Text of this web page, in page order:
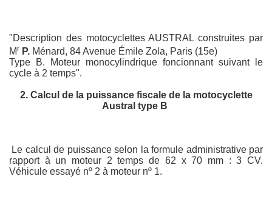
"Description des motocyclettes AUSTRAL construites par
Mr P. Ménard, 84 Avenue Émile Zola, Paris (15e)
Type B. Moteur monocylindrique foncionnant suivant le
cycle à 2 temps".
2. Calcul de la puissance fiscale de la motocyclette
Austral type B
Le calcul de puissance selon la formule administrative par
rapport à un moteur 2 temps de 62 x 70 mm : 3 CV.
Véhicule essayé nº 2 à moteur nº 1.